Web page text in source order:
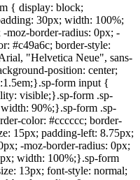
{ display: block;
30px; width: 100%;
moz-border-radius: 0px; -
#c49a6c; border-style:
"Helvetica Neue", sans-
position: center;
form input {
visible;}.sp-form .sp-
90%;}.sp-form .sp-
color: #cccccc; border-
15px; padding-left: 8.75px;
-moz-border-radius: 0px;
width: 100%;}.sp-form
13px; font-style: normal;